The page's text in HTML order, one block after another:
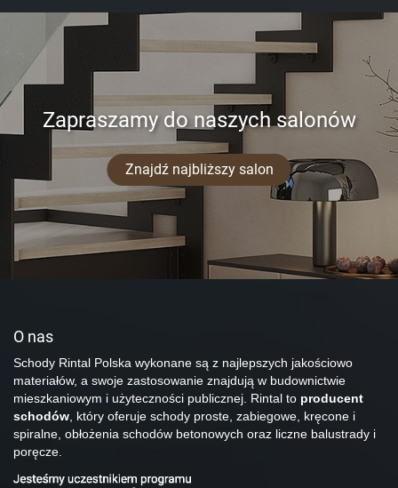
Zapraszamy do naszych salonów
Znajdź najbliższy salon
O nas
Schody Rintal Polska wykonane są z najlepszych jakościowo
materiałów, a swoje zastosowanie znajdują w budownictwie
mieszkaniowym i użyteczności publicznej. Rintal to producent
schodów, który oferuje schody proste, zabiegowe, kręcone i
spiralne, obłożenia schodów betonowych oraz liczne balustrady i
poręcze.